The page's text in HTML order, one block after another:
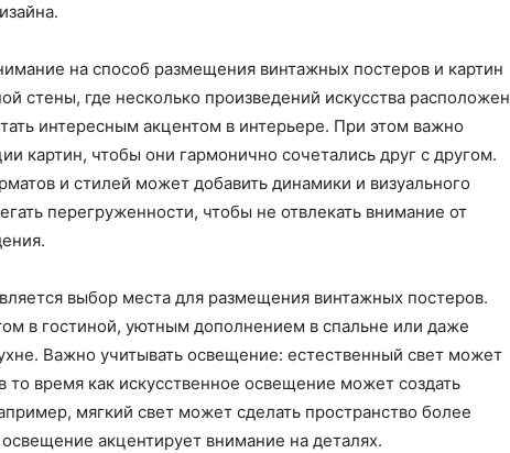
на способ размещения винтажных постеров и картин
стены, где несколько произведений искусства
интересным акцентом в интерьере. При этом важно
картин, чтобы они гармонично сочетались друг с другом.
и стилей может добавить динамики и визуального
перегруженности, чтобы не отвлекать внимание от
выбор места для размещения винтажных постеров.
в гостиной, уютным дополнением в спальне или даже
Важно учитывать освещение: естественный свет может
то время как искусственное освещение может создать
мягкий свет может сделать пространство более
акцентирует внимание на деталях.